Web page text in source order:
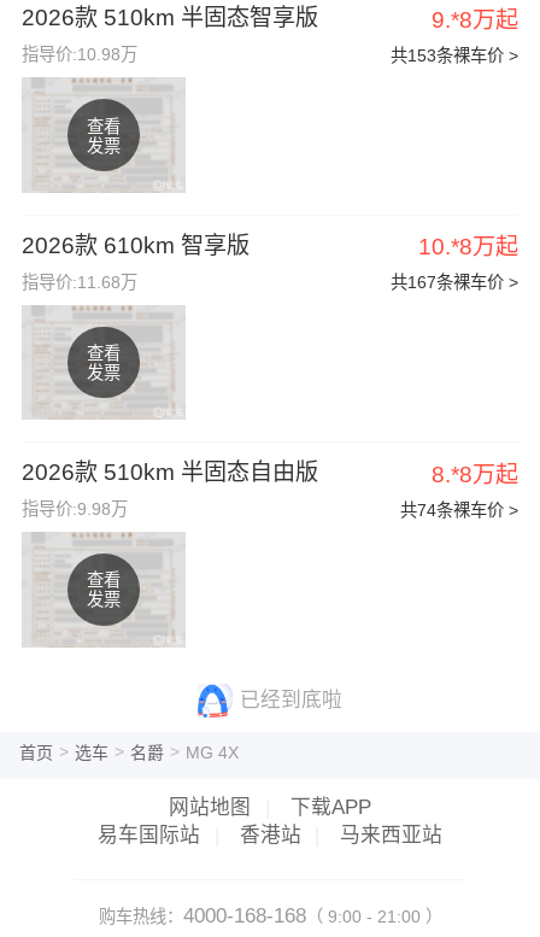
2026款 510km 半固态智享版 9.*8万起
共153条裸车价 >
指导价:10.98万
查看
发票
2026款 610km 智享版 10.*8万起
共167条裸车价 >
指导价:11.68万
查看
发票
2026款 510km 半固态自由版 8.*8万起
共74条裸车价 >
指导价:9.98万
查看
发票
已经到底啦
首页 > 选车 > 名爵 > MG 4X
网站地图
下载APP
易车国际站
香港站 马来西亚站
购车热线： 4000-168-168（ 9:00 - 21:00 ）